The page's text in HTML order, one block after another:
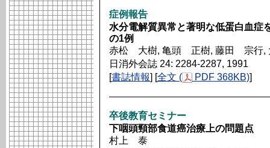
症例報告
水分電解質異常と著明な低蛋白血症
の1例
赤松 大樹, 亀頭 正樹, 藤田 宗行
日消外会誌 24: 2284-2287, 1991
[書誌情報] [全文 ( PDF 368KB)]
卒後教育セミナー
下咽頭頸部食道癌治療上の問題点
村上 泰